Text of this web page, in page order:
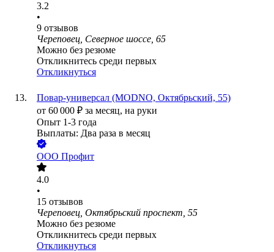
3.2
•
9 отзывов
Череповец, Северное шоссе, 65
Можно без резюме
Откликнитесь среди первых
Откликнуться
Повар-универсал (MODNO, Октябрьский, 55)
от 60 000 ₽ за месяц, на руки
Опыт 1-3 года
Выплаты: Два раза в месяц
ООО Профит
4.0
•
15 отзывов
Череповец, Октябрьский проспект, 55
Можно без резюме
Откликнитесь среди первых
Откликнуться